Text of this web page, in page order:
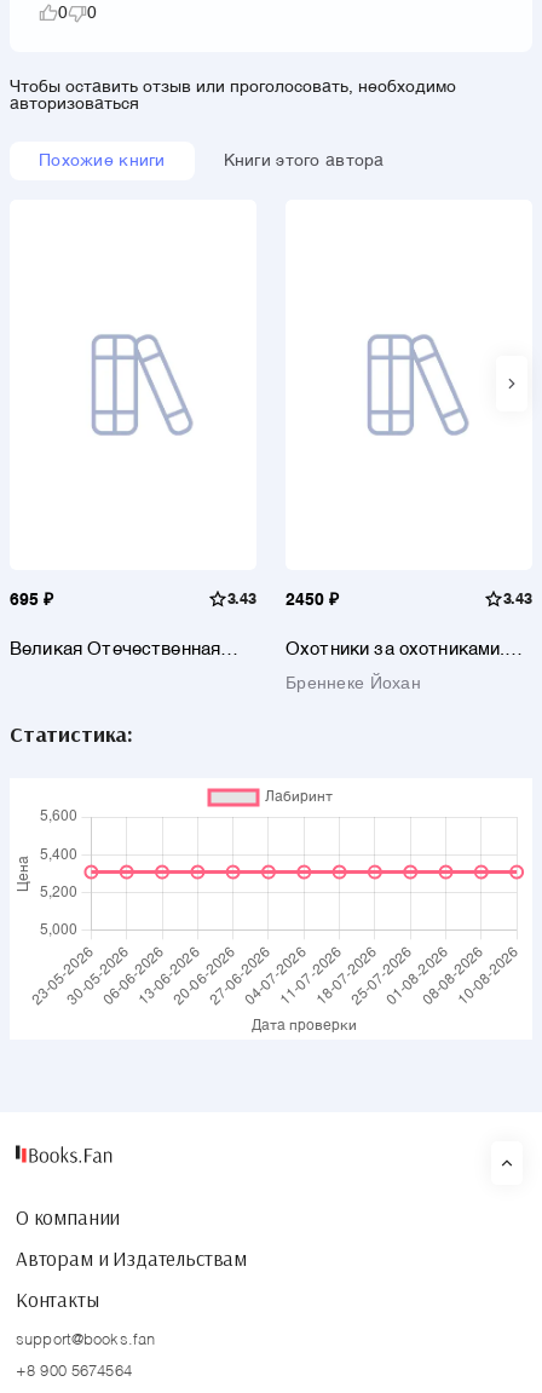
0 0
Чтобы оставить отзыв или проголосовать, необходимо
авторизоваться
Похожие книги Книги этого автора
695 ₽ 3.43
Великая Отечественная
2450 ₽ 3.43
Охотники за охотниками.
подводных лодок Германии
Бреннеке Йохан
Статистика:
О компании
Авторам и Издательствам
Контакты
support@books.fan
+8 900 5674564